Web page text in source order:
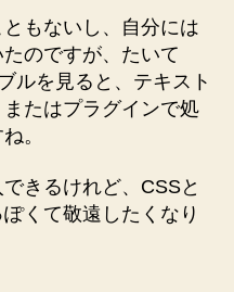
もないし、自分には
のですが、たいて
ルを見ると、テキスト
たはプラグインで処
。
きるけれど、CSSと
くて敬遠したくなり